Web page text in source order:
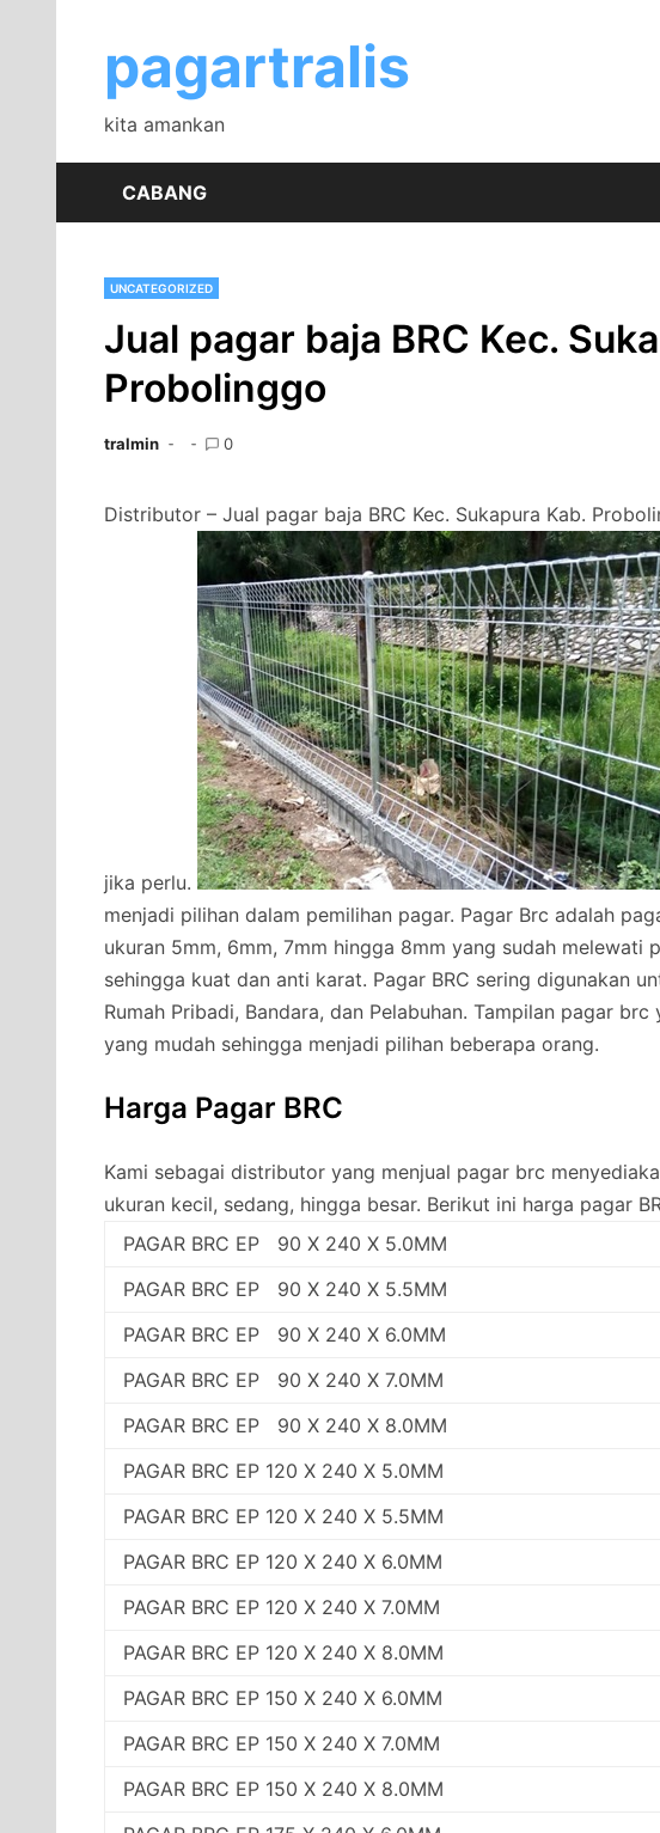
contentpagartralis
kita amankan
CABANG
UNCATEGORIZED
Jual pagar baja BRC Kec.
Probolinggo
tralmin 0
Distributor – Jual pagar baja BRC Kec. Sukapura Kab.
jika perlu.
menjadi pilihan dalam pemilihan pagar. Pagar Brc adalah
ukuran 5mm, 6mm, 7mm hingga 8mm yang sudah melewati
sehingga kuat dan anti karat. Pagar BRC sering digunakan
Rumah Pribadi, Bandara, dan Pelabuhan. Tampilan pagar
yang mudah sehingga menjadi pilihan beberapa orang.
Harga Pagar BRC
Kami sebagai distributor yang menjual pagar brc
ukuran kecil, sedang, hingga besar. Berikut ini harga pagar
PAGAR BRC EP 90 X 240 X 5.0MM
PAGAR BRC EP 90 X 240 X 5.5MM
PAGAR BRC EP 90 X 240 X 6.0MM
PAGAR BRC EP 90 X 240 X 7.0MM
PAGAR BRC EP 90 X 240 X 8.0MM
PAGAR BRC EP 120 X 240 X 5.0MM
PAGAR BRC EP 120 X 240 X 5.5MM
PAGAR BRC EP 120 X 240 X 6.0MM
PAGAR BRC EP 120 X 240 X 7.0MM
PAGAR BRC EP 120 X 240 X 8.0MM
PAGAR BRC EP 150 X 240 X 6.0MM
PAGAR BRC EP 150 X 240 X 7.0MM
PAGAR BRC EP 150 X 240 X 8.0MM